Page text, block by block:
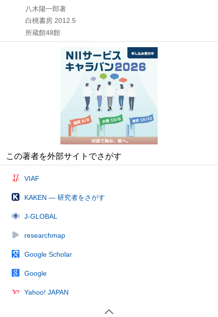
八木陽一郎著
白桃書房 2012.5
所蔵館48館
この著者を外部サイトでさがす
VIAF
KAKEN — 研究者をさがす
J-GLOBAL
researchmap
Google Scholar
Google
Yahoo! JAPAN